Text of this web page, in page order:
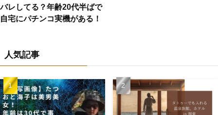
バレしてる？年齢20代半ばで
自宅にパチンコ実機がある！
人気記事